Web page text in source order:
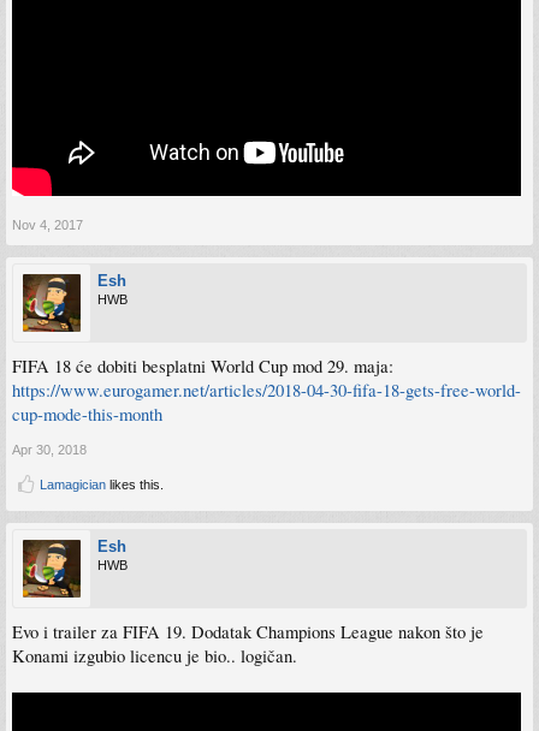
Nov 4, 2017
Esh
HWB
FIFA 18 će dobiti besplatni World Cup mod 29. maja:
https://www.eurogamer.net/articles/2018-04-30-fifa-18-gets-free-world-
cup-mode-this-month
Apr 30, 2018
Lamagician likes this.
Esh
HWB
Evo i trailer za FIFA 19. Dodatak Champions League nakon što je
Konami izgubio licencu je bio.. logičan.